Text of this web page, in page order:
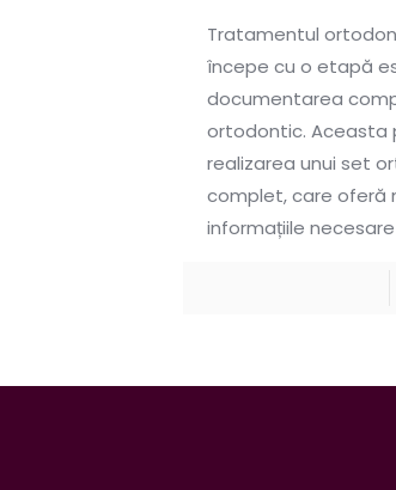
Tratamentul
începe cu o etapă
documentarea
ortodontic. Aceasta
realizarea unui set
complet, care oferă
informațiile necesare